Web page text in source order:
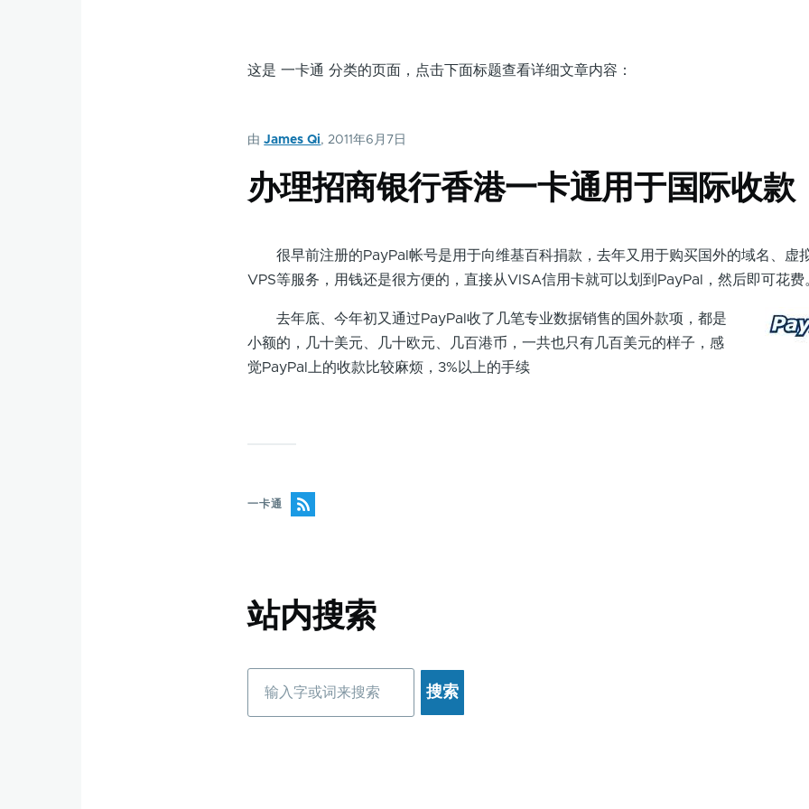
这是 一卡通 分类的页面，点击下面标题查看详细文章内容：
由James Qi, 2011年6月7日
办理招商银行香港一卡通用于国际收款
很早前注册的PayPal帐号是用于向维基百科捐款，去年又用于购买国外的域名、虚
VPS等服务，用钱还是很方便的，直接从VISA信用卡就可以划到PayPal，然后即可花费
去年底、今年初又通过PayPal收了几笔专业数据销售的国外款项，都是
小额的，几十美元、几十欧元、几百港币，一共也只有几百美元的样子，感
觉PayPal上的收款比较麻烦，3%以上的手续
一卡通
站内搜索